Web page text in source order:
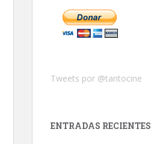
Tweets por @tantocine
ENTRADAS RECIENTES